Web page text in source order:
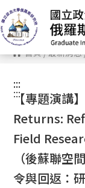
跳
到
主
要
內
容 首頁/最新消息
:::
:::
【專題演講】
Returns:
Field
（後蘇聯空
令與回返：